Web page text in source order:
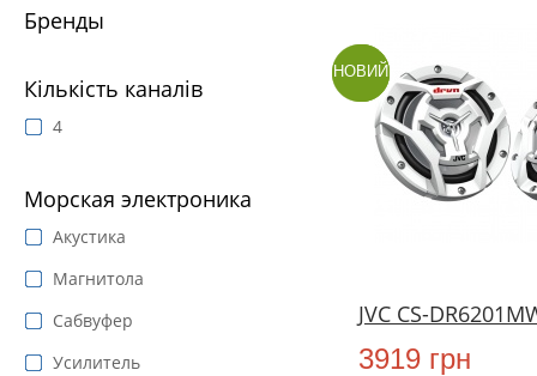
Бренды
Кількість каналів
4
Морская электроника
Акустика
Магнитола
Сабвуфер
Усилитель
НОВИЙ
JVC CS-
3919 грн